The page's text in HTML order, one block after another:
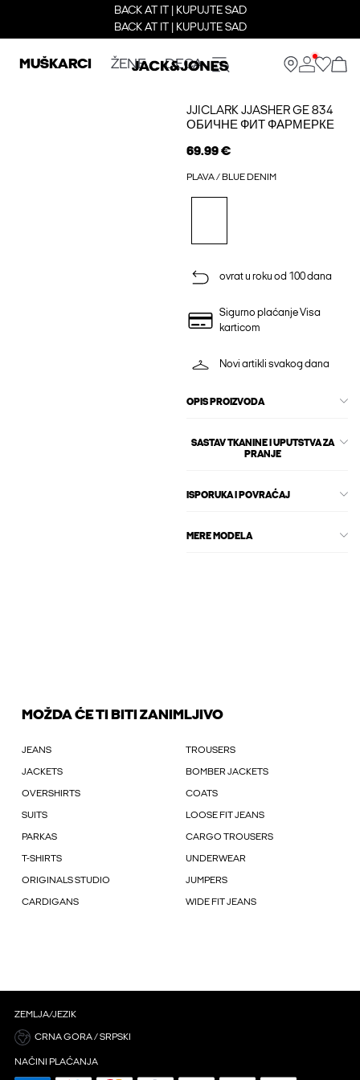
BACK AT IT | KUPUJTE SAD
BACK AT IT | KUPUJTE SAD
MUŠKARCI ŽENE DECA
JJICLARK JJASHER GE 834
ОБИЧНЕ ФИТ ФАРМЕРКЕ
69.99 €
PLAVA / BLUE DENIM
ovrat u roku od 100 dana
Sigurno plaćanje Visa
karticom
Novi artikli svakog dana
OPIS PROIZVODA
SASTAV TKANINE I UPUTSTVA ZA
PRANJE
ISPORUKA I POVRAĆAJ
MERE MODELA
MOŽDA ĆE TI BITI ZANIMLJIVO
JEANS TROUSERS
JACKETS BOMBER JACKETS
OVERSHIRTS COATS
SUITS LOOSE FIT JEANS
PARKAS CARGO TROUSERS
T-SHIRTS UNDERWEAR
ORIGINALS STUDIO JUMPERS
CARDIGANS WIDE FIT JEANS
ZEMLJA/JEZIK
CRNA GORA / SRPSKI
NAČINI PLAĆANJA